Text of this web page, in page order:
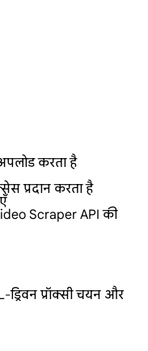
करता है
प्रदान करता है
Scraper API की
ड्रिवन प्रॉक्सी चयन और